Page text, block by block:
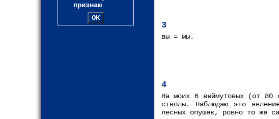
признаю
3
вы = мы.
4
На моих 6 веймутовых (от 80
стволы. Наблюдаю это
лесных опушек, ровно то же